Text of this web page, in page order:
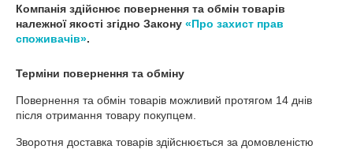
Компанія здійснює повернення та обмін товарів
належної якості згідно Закону «Про захист прав
споживачів».
Терміни повернення та обміну
Повернення та обмін товарів можливий протягом 14 днів
після отримання товару покупцем.
Зворотня доставка товарів здійснюється за домовленістю